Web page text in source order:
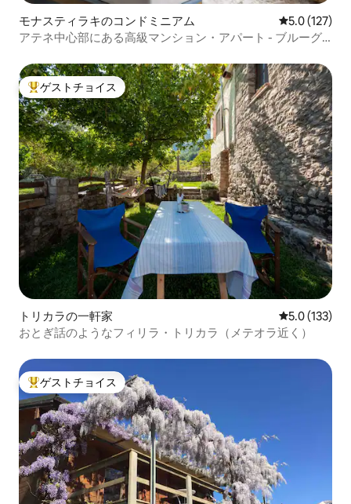
モナスティラキのコンドミニアム レビュー127
5.0 (127)
アテネ中心部にある高級マンション・アパート - ブルーグ
大好評のゲストチョイスです。
ゲストチョイス
トリカラの一軒家 レビュー133
5.0 (133)
おとぎ話のようなフィリラ・トリカラ（メテオラ近く）
大好評のゲストチョイスです。
ゲストチョイス